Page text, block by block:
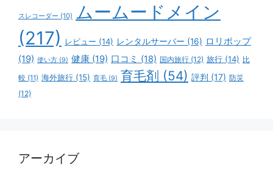
スレコーダー (10) ムームードメイン
(217)
レビュー (14) レンタルサーバー (16) ロリポップ
(19) 使い方 (9) 健康 (19) 口コミ (18) 国内旅行 (12) 旅行 (14) 比
較 (11) 海外旅行 (15) 育毛 (9) 育毛剤 (54) 評判 (17) 防災
(12)
アーカイブ